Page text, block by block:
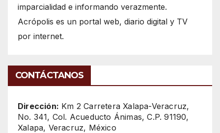
imparcialidad e informando verazmente.
Acrópolis es un portal web, diario digital y TV
por internet.
CONTÁCTANOS
Dirección: Km 2 Carretera Xalapa-Veracruz,
No. 341, Col. Acueducto Ánimas, C.P. 91190,
Xalapa, Veracruz, México